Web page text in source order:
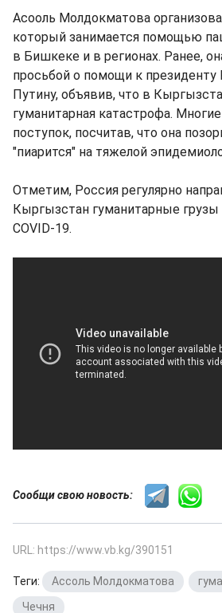
Асооль Молдокматова
который занимается помощью
в Бишкеке и в регионах. Ранее,
просьбой о помощи к
Путину, объявив, что в
гуманитарная катастрофа.
поступок, посчитав, что она
"пиарится" на тяжелой
Отметим, Россия регулярно
Кыргызстан гуманитарные
COVID-19.
Сообщи свою новость:
URL: https://www.vb.kg/390151
Теги: Ассоль Молдокматова
Чечня